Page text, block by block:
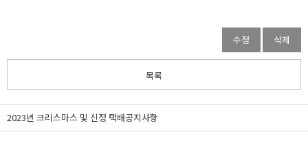
수정 삭제
목록
2023년 크리스마스 및 신정 택배공지사항